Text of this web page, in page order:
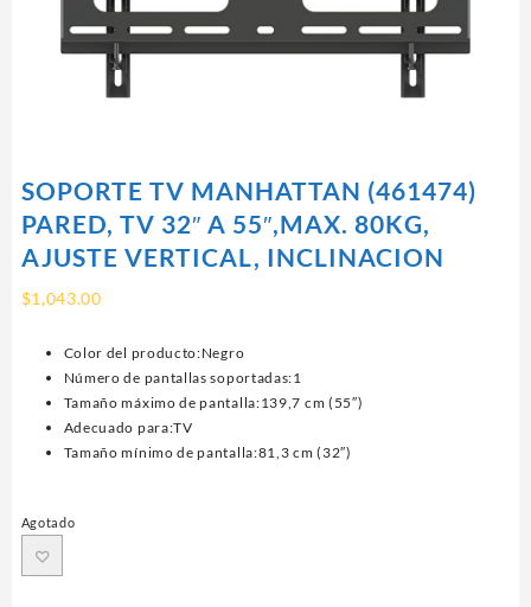
SOPORTE TV MANHATTAN (461474)
PARED, TV 32″ A 55″,MAX. 80KG,
AJUSTE VERTICAL, INCLINACION
$1,043.00
Color del producto:Negro
Número de pantallas soportadas:1
Tamaño máximo de pantalla:139,7 cm (55″)
Adecuado para:TV
Tamaño mínimo de pantalla:81,3 cm (32″)
Agotado